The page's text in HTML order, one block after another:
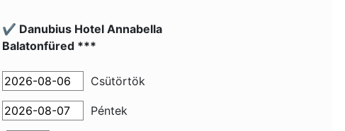
✔️ Danubius Hotel Annabella
Balatonfüred ***
Csütörtök
Péntek